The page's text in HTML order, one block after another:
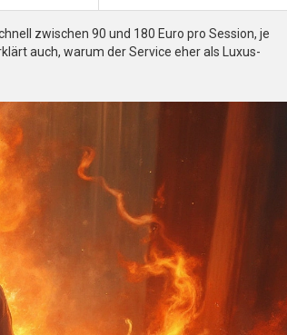
zwischen 90 und 180 Euro pro Session, je
auch, warum der Service eher als Luxus-